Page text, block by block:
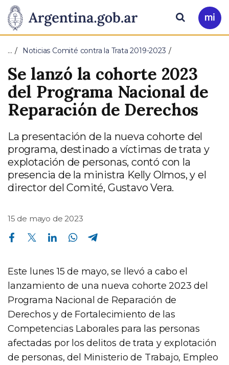
Presidencia
de
la
Nación
Pasar al contenido principal
Ir
a
Buscar
… Noticias Comité contra la Trata 2019-2023
Se lanzó la cohorte 2023
del Programa Nacional de
Reparación de Derechos
La presentación de la nueva cohorte del
programa, destinado a víctimas de trata y
explotación de personas, contó con la
presencia de la ministra Kelly Olmos, y el
director del Comité, Gustavo Vera.
15 de mayo de 2023
Compartir en Facebook Compartir en Twitter Compartir en Linkedin Compartir en Whatsapp
Este lunes 15 de mayo, se llevó a cabo el
lanzamiento de una nueva cohorte 2023 del
Programa Nacional de Reparación de
Derechos y de Fortalecimiento de las
Competencias Laborales para las personas
afectadas por los delitos de trata y explotación
de personas, del Ministerio de Trabajo, Empleo